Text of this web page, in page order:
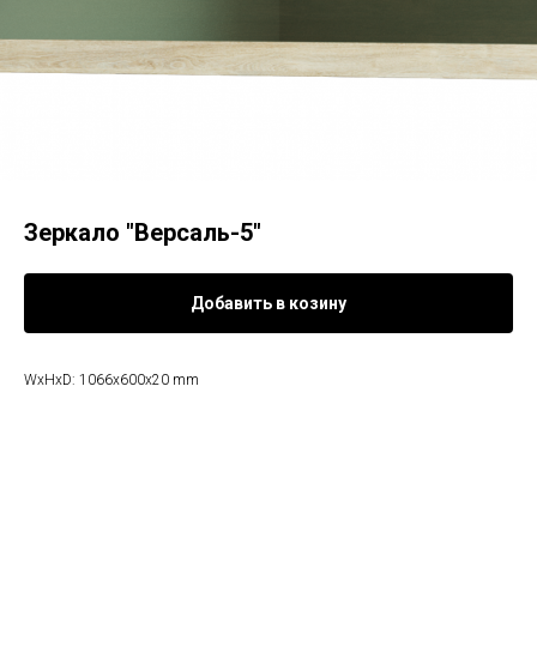
Зеркало "Версаль-5"
Добавить в козину
WxHxD: 1066x600x20 mm